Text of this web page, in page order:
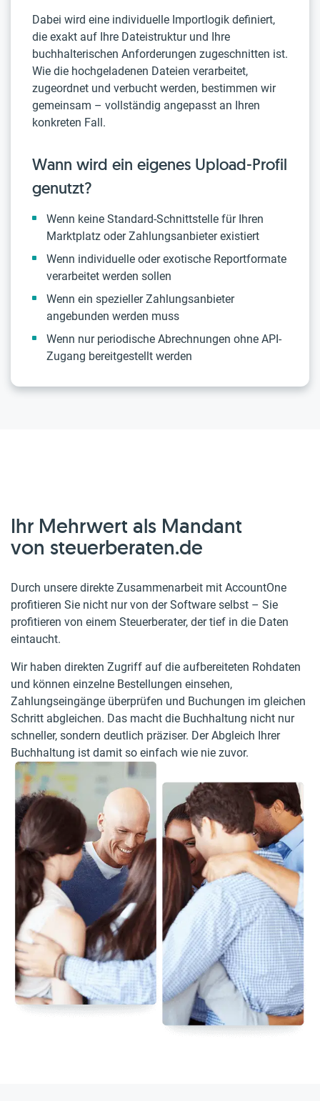
Dabei wird eine individuelle Importlogik definiert,
die exakt auf Ihre Dateistruktur und Ihre
buchhalterischen Anforderungen zugeschnitten ist.
Wie die hochgeladenen Dateien verarbeitet,
zugeordnet und verbucht werden, bestimmen wir
gemeinsam – vollständig angepasst an Ihren
konkreten Fall.
Wann wird ein eigenes Upload-Profil
genutzt?
Wenn keine Standard-Schnittstelle für Ihren
Marktplatz oder Zahlungsanbieter existiert
Wenn individuelle oder exotische Reportformate
verarbeitet werden sollen
Wenn ein spezieller Zahlungsanbieter
angebunden werden muss
Wenn nur periodische Abrechnungen ohne API-
Zugang bereitgestellt werden
Ihr Mehrwert als Mandant
von steuerberaten.de
Durch unsere direkte Zusammenarbeit mit AccountOne
profitieren Sie nicht nur von der Software selbst – Sie
profitieren von einem Steuerberater, der tief in die Daten
eintaucht.
Wir haben direkten Zugriff auf die aufbereiteten Rohdaten
und können einzelne Bestellungen einsehen,
Zahlungseingänge überprüfen und Buchungen im gleichen
Schritt abgleichen. Das macht die Buchhaltung nicht nur
schneller, sondern deutlich präziser. Der Abgleich Ihrer
Buchhaltung ist damit so einfach wie nie zuvor.